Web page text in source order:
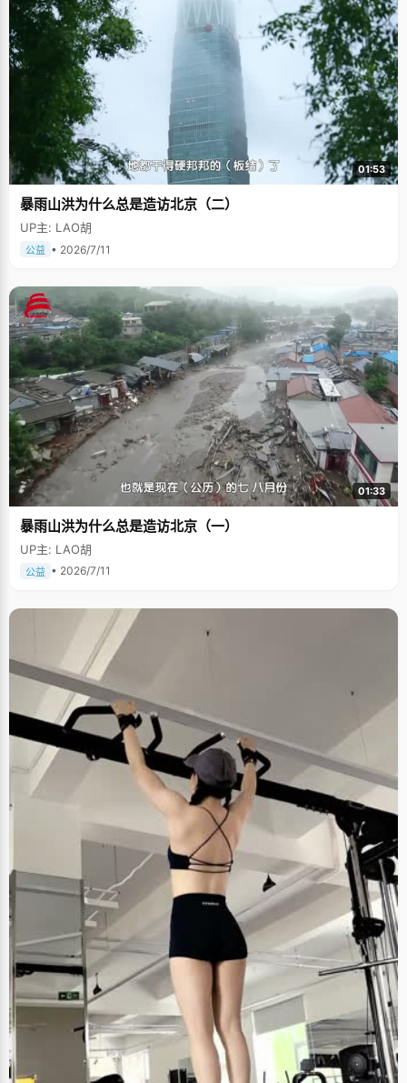
01:53
暴雨山洪为什么总是造访北京（二）
UP主: LAO胡
公益 • 2026/7/11
01:33
暴雨山洪为什么总是造访北京（一）
UP主: LAO胡
公益 • 2026/7/11